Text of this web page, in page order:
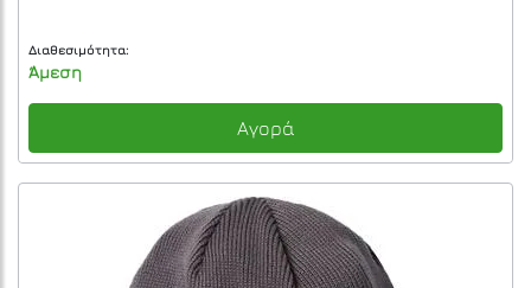
Διαθεσιμότητα:
Άμεση
Αγορά